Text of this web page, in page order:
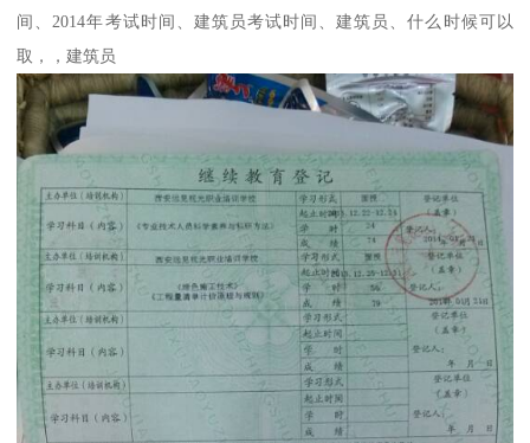
间、2014年考试时间、建筑员考试时间、建筑员、什么时候可以
取，，建筑员